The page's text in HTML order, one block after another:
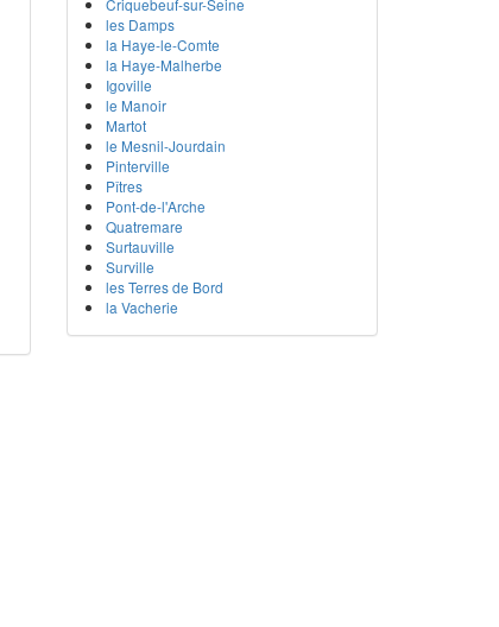
les Damps
la Haye-le-Comte
la Haye-Malherbe
Igoville
le Manoir
Martot
le Mesnil-Jourdain
Pinterville
Pîtres
Pont-de-l'Arche
Quatremare
Surtauville
Surville
les Terres de Bord
la Vacherie